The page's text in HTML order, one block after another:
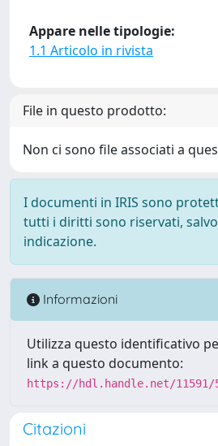
Appare nelle tipologie:
1.1 Articolo in rivista
File in questo prodotto:
Non ci sono file associati a
I documenti in IRIS sono
tutti i diritti sono riservati,
indicazione.
Informazioni
Utilizza questo identificativo
link a questo documento:
https://hdl.handle.net/11591/
Citazioni